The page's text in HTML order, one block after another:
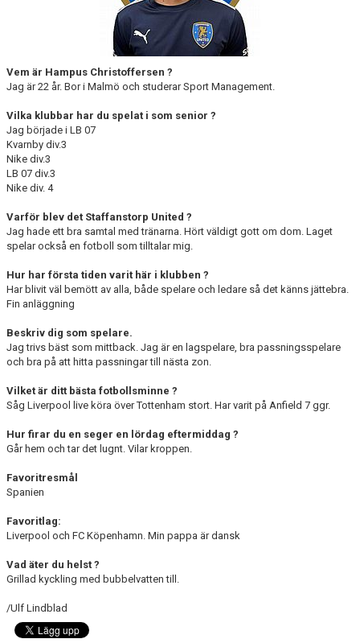
OM SUFC
Vem är Hampus Christoffersen ?
Jag är 22 år. Bor i Malmö och studerar Sport Management.
Vilka klubbar har du spelat i som senior ?
Jag började i LB 07
Kvarnby div.3
Nike div.3
LB 07 div.3
Nike div. 4
Varför blev det Staffanstorp United ?
Jag hade ett bra samtal med tränarna. Hört väldigt gott om dom. Laget
spelar också en fotboll som tilltalar mig.
Hur har första tiden varit här i klubben ?
Har blivit väl bemött av alla, både spelare och ledare så det känns jättebra.
Fin anläggning
Beskriv dig som spelare.
Jag trivs bäst som mittback. Jag är en lagspelare, bra passningsspelare
och bra på att hitta passningar till nästa zon.
Vilket är ditt bästa fotbollsminne ?
Såg Liverpool live köra över Tottenham stort. Har varit på Anfield 7 ggr.
Hur firar du en seger en lördag eftermiddag ?
Går hem och tar det lugnt. Vilar kroppen.
Favoritresmål
Spanien
Favoritlag:
Liverpool och FC Köpenhamn. Min pappa är dansk
Vad äter du helst ?
Grillad kyckling med bubbelvatten till.
/Ulf Lindblad